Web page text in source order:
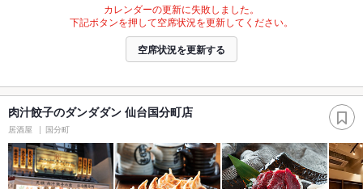
カレンダーの更新に失敗しました。
下記ボタンを押して空席状況を更新してください。
空席状況を更新する
肉汁餃子のダンダダン 仙台国分町店
居酒屋 国分町